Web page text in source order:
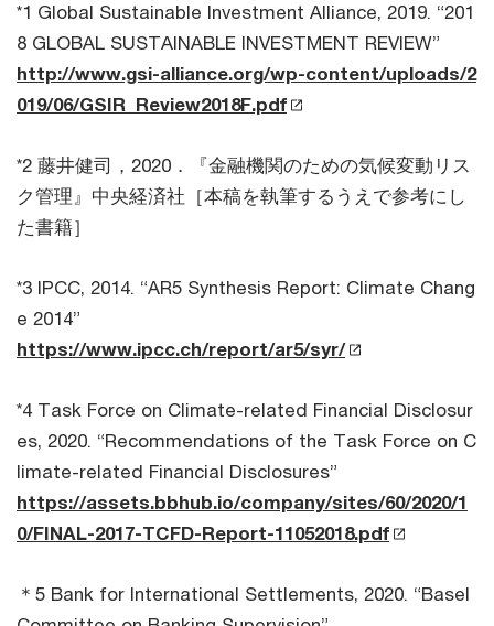
*1 Global Sustainable Investment Alliance, 2019. “201
8 GLOBAL SUSTAINABLE INVESTMENT REVIEW”
http://www.gsi-alliance.org/wp-content/uploads/2
019/06/GSIR_Review2018F.pdf
*2 藤井健司，2020．『金融機関のための気候変動リス
ク管理』中央経済社［本稿を執筆するうえで参考にし
た書籍］
*3 IPCC, 2014. “AR5 Synthesis Report: Climate Chang
e 2014”
https://www.ipcc.ch/report/ar5/syr/
*4 Task Force on Climate-related Financial Disclosur
es, 2020. “Recommendations of the Task Force on C
limate-related Financial Disclosures”
https://assets.bbhub.io/company/sites/60/2020/1
0/FINAL-2017-TCFD-Report-11052018.pdf
＊5 Bank for International Settlements, 2020. “Basel